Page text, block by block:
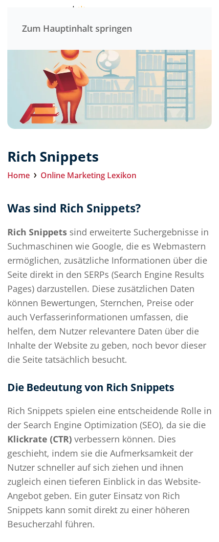
Zum Hauptinhalt springen
Rich Snippets
Home Online Marketing Lexikon
Was sind Rich Snippets?
Rich Snippets sind erweiterte Suchergebnisse in
Suchmaschinen wie Google, die es Webmastern
ermöglichen, zusätzliche Informationen über die
Seite direkt in den SERPs (Search Engine Results
Pages) darzustellen. Diese zusätzlichen Daten
können Bewertungen, Sternchen, Preise oder
auch Verfasserinformationen umfassen, die
helfen, dem Nutzer relevantere Daten über die
Inhalte der Website zu geben, noch bevor dieser
die Seite tatsächlich besucht.
Die Bedeutung von Rich Snippets
Rich Snippets spielen eine entscheidende Rolle in
der Search Engine Optimization (SEO), da sie die
Klickrate (CTR) verbessern können. Dies
geschieht, indem sie die Aufmerksamkeit der
Nutzer schneller auf sich ziehen und ihnen
zugleich einen tieferen Einblick in das Website-
Angebot geben. Ein guter Einsatz von Rich
Snippets kann somit direkt zu einer höheren
Besucherzahl führen.